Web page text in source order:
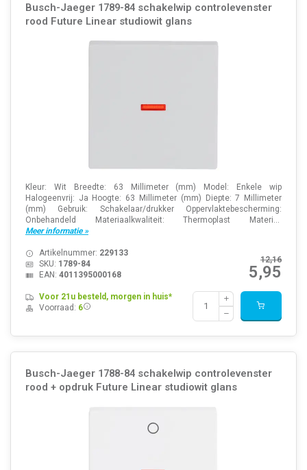
Busch-Jaeger 1789-84 schakelwip controlevenster
rood Future Linear studiowit glans
Kleur: Wit Breedte: 63 Millimeter (mm) Model: Enkele wip
Halogeenvrij: Ja Hoogte: 63 Millimeter (mm) Diepte: 7 Millimeter
(mm) Gebruik: Schakelaar/drukker Oppervlaktebescherming:
Onbehandeld Materiaalkwaliteit: Thermoplast Materi...
Meer informatie »
12,16
5,95
Artikelnummer: 229133
SKU: 1789-84
EAN: 4011395000168
Voor 21u besteld, morgen in huis*
Voorraad: 6
Busch-Jaeger 1788-84 schakelwip controlevenster
rood + opdruk Future Linear studiowit glans